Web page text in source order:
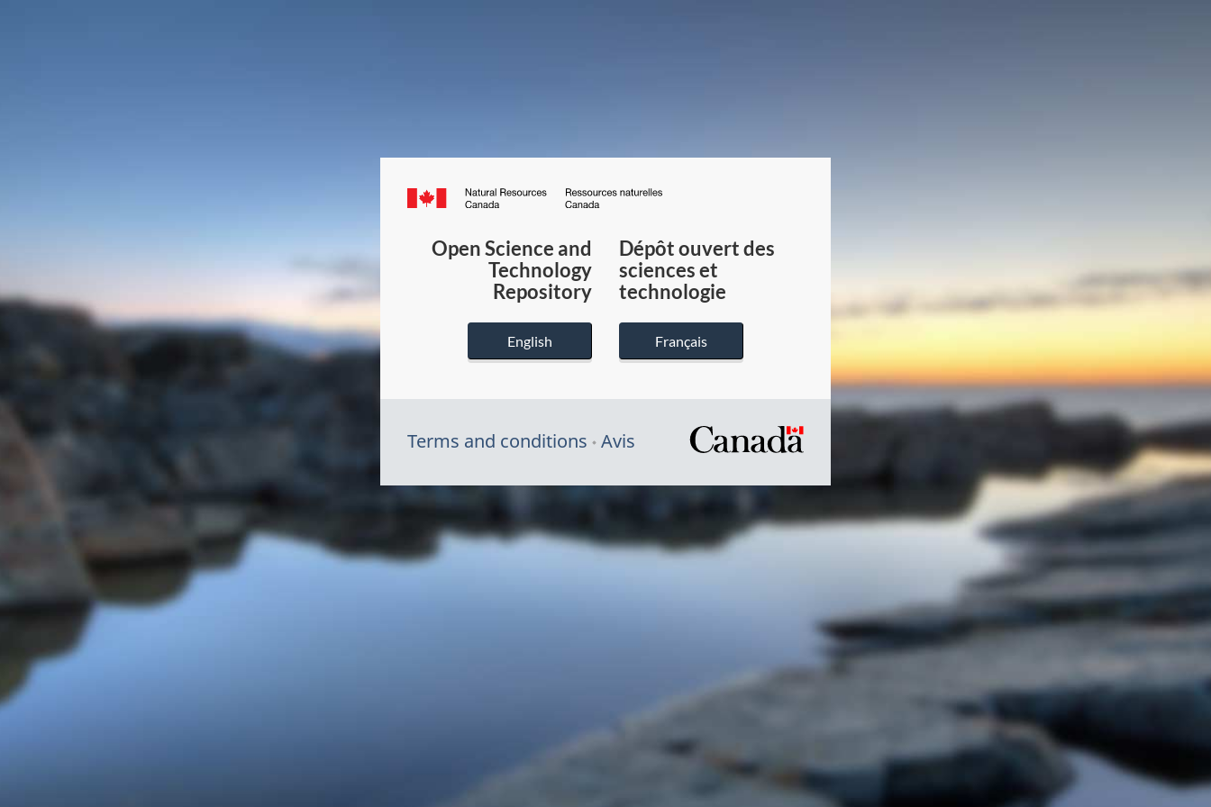
Canada.ca
du
Canada
Open Science and
Technology
Repository
English
Dépôt ouvert des
sciences et
technologie
Français
Terms and conditions Avis
/
Symbole
gouvernement